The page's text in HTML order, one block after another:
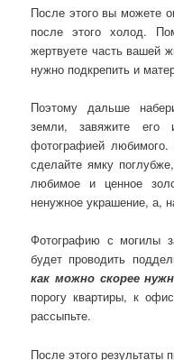
После этого вы можете
после этого холод.
жертвуете часть вашей
нужно подкрепить и
Поэтому дальше
земли, завяжите
фотографией
сделайте ямку
любимое и ценное
ненужное украшение, а,
Фотографию с могилы
будет проводить
как можно скорее
порогу квартиры, к
рассыпьте.
После этого результаты